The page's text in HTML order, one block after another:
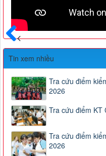
Trước
Tin xem nhiều
Tra cứu điểm
2026
Tra cứu điểm KT
Tra cứu điểm
2026